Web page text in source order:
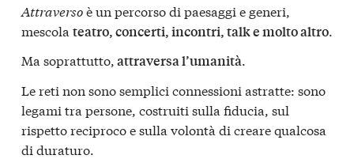
Attraversoè un percorso di paesaggi e generi,
mescola teatro, concerti, incontri, talk e molto altro.
Ma soprattutto,attraversa l’umanità.
Le reti non sono semplici connessioni astratte: sono
legami tra persone, costruiti sulla fiducia, sul
rispetto reciproco e sulla volontà di creare qualcosa
di duraturo.